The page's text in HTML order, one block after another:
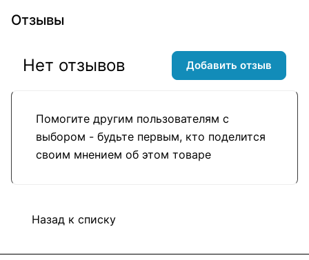
Отзывы
Помогите другим пользователям с
выбором - будьте первым, кто поделится
своим мнением об этом товаре
Нет отзывов Добавить отзыв
Назад к списку